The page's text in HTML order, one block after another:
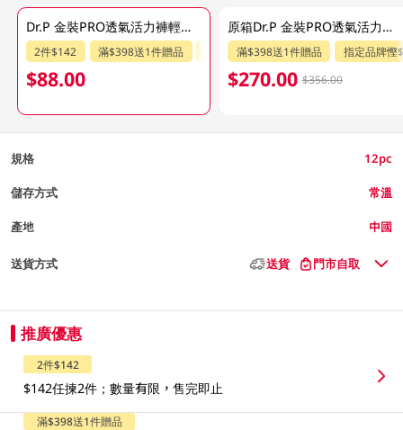
Dr.P 金裝PRO透氣活力褲輕巧型 (中碼) 12pc
2件$142 滿$398送1件贈品 指定品牌慳$20
$88.00
原箱Dr.P 金裝PRO透氣活力褲輕巧型 (中碼) 4X12PCS
滿$398送1件贈品 指定品牌慳
$270.00 $356.00
規格 12pc
儲存方式 常溫
產地 中國
送貨方式 送貨 門市自取
推廣優惠
2件$142
$142任揀2件；數量有限，售完即止
滿$398送1件贈品